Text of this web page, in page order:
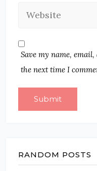
Save my name,
the next time I
RANDOM POSTS